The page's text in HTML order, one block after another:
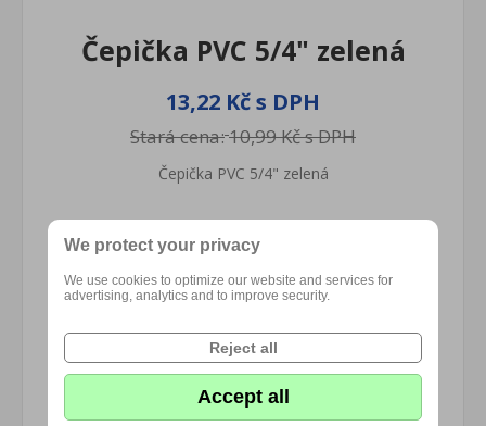
Čepička PVC 5/4" zelená
13,22 Kč s DPH
Stará cena:10,99 Kč s DPH
Čepička PVC 5/4" zelená
We protect your privacy
We use cookies to optimize our website and services for
advertising, analytics and to improve security.
Reject all
Accept all